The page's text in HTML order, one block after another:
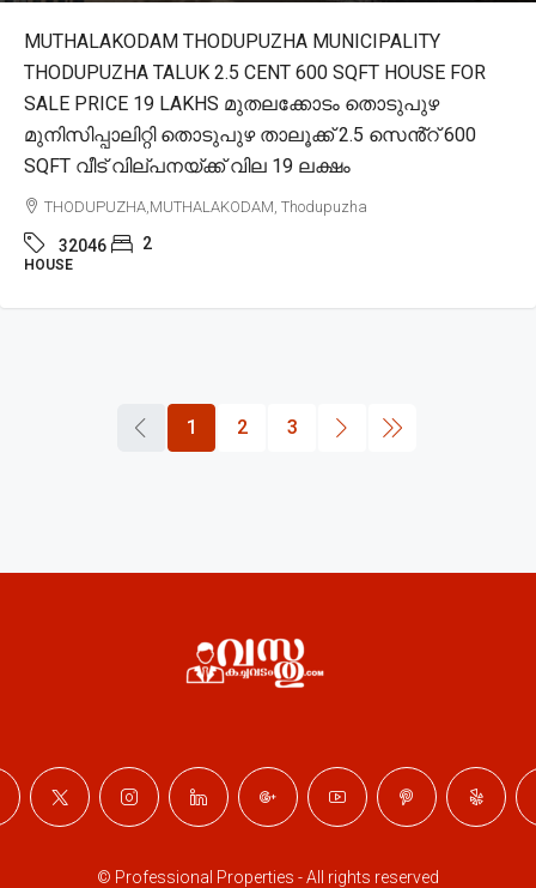
MUTHALAKODAM THODUPUZHA MUNICIPALITY
THODUPUZHA TALUK 2.5 CENT 600 SQFT HOUSE FOR
SALE PRICE 19 LAKHS മുതലക്കോടം തൊടുപുഴ
മുനിസിപ്പാലിറ്റി തൊടുപുഴ താലൂക്ക് 2.5 സെൻ്റ് 600
SQFT വീട് വില്പനയ്ക്ക് വില 19 ലക്ഷം
THODUPUZHA,MUTHALAKODAM, Thodupuzha
32046 2
HOUSE
1 2 3
© Professional Properties - All rights reserved